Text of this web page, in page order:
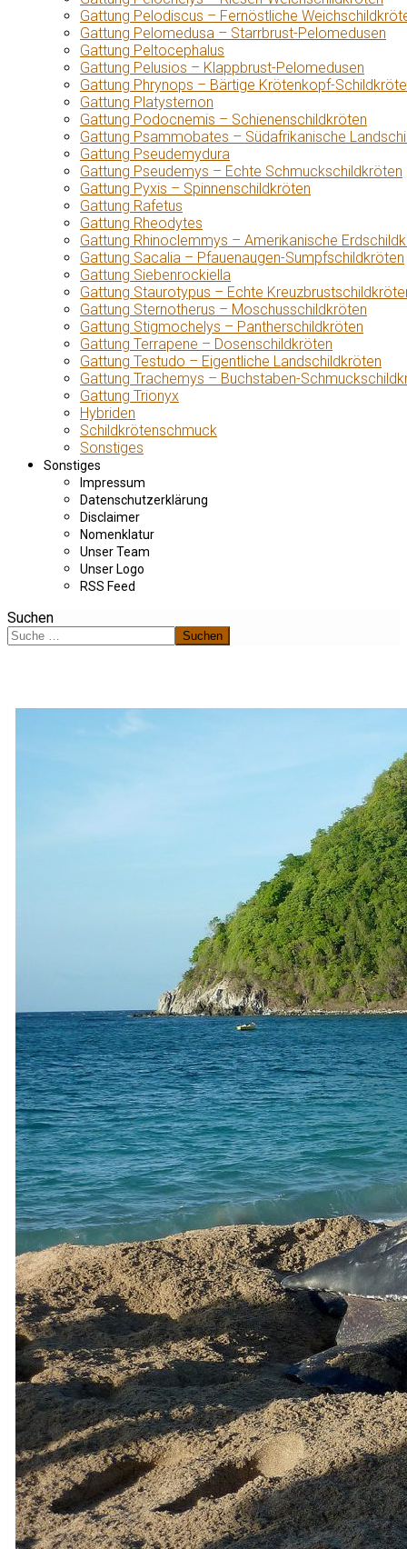
Gattung Pelodiscus – Fernöstliche
Gattung Pelomedusa – Starrbrust-Pelomedusen
Gattung Peltocephalus
Gattung Pelusios – Klappbrust-Pelomedusen
Gattung Phrynops – Bärtige Krötenkopf-
Gattung Platysternon
Gattung Podocnemis – Schienenschildkröten
Gattung Psammobates – Südafrikanische
Gattung Pseudemydura
Gattung Pseudemys – Echte Schmuckschildkröten
Gattung Pyxis – Spinnenschildkröten
Gattung Rafetus
Gattung Rheodytes
Gattung Rhinoclemmys – Amerikanische
Gattung Sacalia – Pfauenaugen-Sumpfschildkröten
Gattung Siebenrockiella
Gattung Staurotypus – Echte
Gattung Sternotherus – Moschusschildkröten
Gattung Stigmochelys – Pantherschildkröten
Gattung Terrapene – Dosenschildkröten
Gattung Testudo – Eigentliche Landschildkröten
Gattung Trachemys – Buchstaben-
Gattung Trionyx
Hybriden
Schildkrötenschmuck
Sonstiges
Sonstiges
Impressum
Datenschutzerklärung
Disclaimer
Nomenklatur
Unser Team
Unser Logo
RSS Feed
Suchen
Suchen